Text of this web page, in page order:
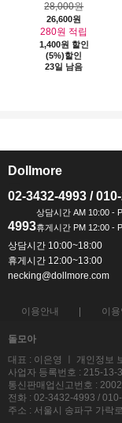
28,000원
26,600원
280원 적립
1,400원 할인
(5%)할인
23일 남음
Dollmore
02-3432-4993 /
4993
상담시간 10:00~18:00
휴게시간 12:00~13:00
necking@dollmore.com
이용안내 이
돌모아
대표 : 이은영 ㅣ 개인정보
사업자 등록번호 : 215-13-
통신판매업신고번호 :
전화 : 02-3432-4993 /
주소 : 서울시 송파구 가락